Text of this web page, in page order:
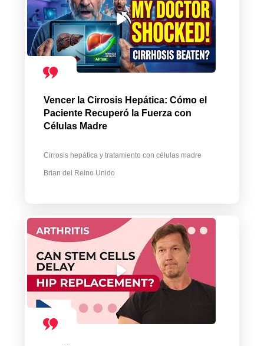
Vencer la Cirrosis Hepática: Cómo el
Paciente Recuperó la Fuerza con
Células Madre
Cirrosis hepática y tratamiento con células madre
Brian del Reino Unido